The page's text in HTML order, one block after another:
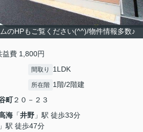
のHPもご覧ください(^^)/物件情報多数♪
費 1,800円
間取り 1LDK
所在階 1階/2階建
町２０－２３
海 「井野 」駅 徒歩33分
」駅 徒歩47分